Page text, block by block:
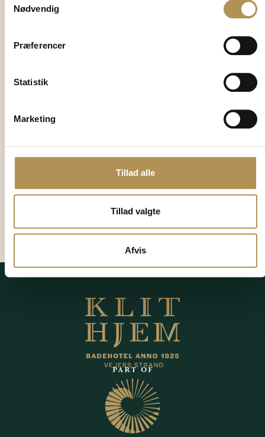
Nødvendig
Præferencer
Statistik
Marketing
Tillad alle
Tillad valgte
Afvis
stier giver rig mulighed for at
glæder os til at byde både
dig og din hund velkommen til
Badehotel kun 350 m fra
Fra 1. oktober til 31.
desuden løbe frit på
muligheder for leg og